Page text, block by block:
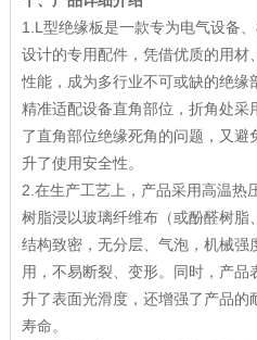
1.L型绝缘板是一款专为电气设备
设计的专用配件，凭借优质的用材
性能，成为多行业不可或缺的绝缘
精准适配设备直角部位，折角处采
了直角部位绝缘死角的问题，又
升了使用安全性。
2.在生产工艺上，产品采用高温热
树脂浸以玻璃纤维布（或酚醛树脂
结构致密，无分层、气泡，机械强
用，不易断裂、变形。同时，产
升了表面光滑度，还增强了产品的
寿命。